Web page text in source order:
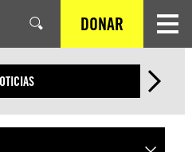
DONAR